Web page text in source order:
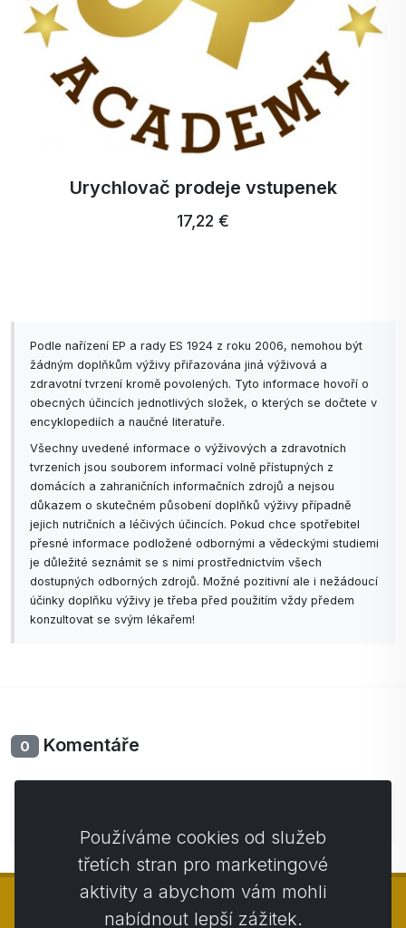
Urychlovač prodeje vstupenek
17,22 €
Podle nařízení EP a rady ES 1924 z roku 2006, nemohou být
žádným doplňkům výživy přiřazována jiná výživová a
zdravotní tvrzení kromě povolených. Tyto informace hovoří o
obecných účincích jednotlivých složek, o kterých se dočtete v
encyklopediích a naučné literatuře.
Všechny uvedené informace o výživových a zdravotních
tvrzeních jsou souborem informací volně přístupných z
domácích a zahraničních informačních zdrojů a nejsou
důkazem o skutečném působení doplňků výživy případně
jejich nutričních a léčivých účincích. Pokud chce spotřebitel
přesné informace podložené odbornými a vědeckými studiemi
je důležité seznámit se s nimi prostřednictvím všech
dostupných odborných zdrojů. Možné pozitivní ale i nežádoucí
účinky doplňku výživy je třeba před použitím vždy předem
konzultovat se svým lékařem!
0 Komentáře
Používáme cookies od služeb
třetích stran pro marketingové
aktivity a abychom vám mohli
nabídnout lepší zážitek.